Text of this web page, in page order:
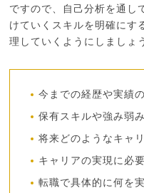
ですので、自己分析を通し
けていくスキルを明確にす
理していくようにしましょ
今までの経歴や実績
保有スキルや強み弱
将来どのようなキャ
キャリアの実現に必
転職で具体的に何を